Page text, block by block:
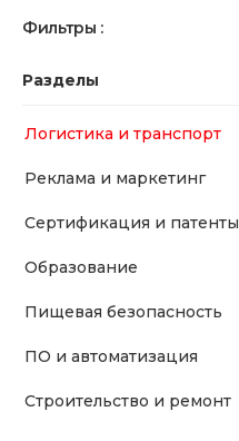
Фильтры :
Разделы
Логистика и транспорт
Реклама и маркетинг
Сертификация и патенты
Образование
Пищевая безопасность
ПО и автоматизация
Строительство и ремонт